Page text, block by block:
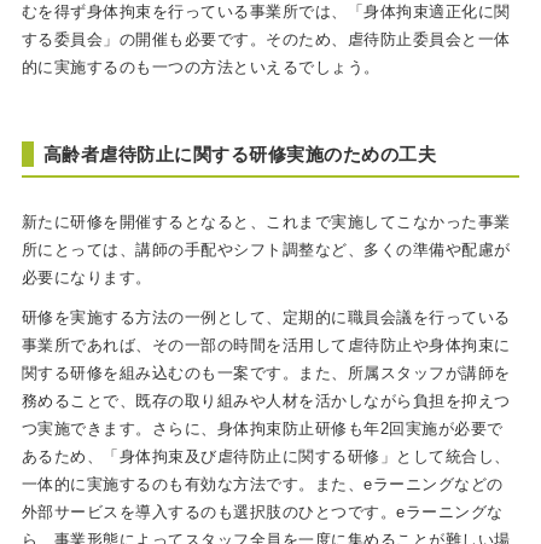
むを得ず身体拘束を行っている事業所では、「身体拘束適正化に関
する委員会」の開催も必要です。そのため、虐待防止委員会と一体
的に実施するのも一つの方法といえるでしょう。
高齢者虐待防止に関する研修実施のための工夫
新たに研修を開催するとなると、これまで実施してこなかった事業
所にとっては、講師の手配やシフト調整など、多くの準備や配慮が
必要になります。
研修を実施する方法の一例として、定期的に職員会議を行っている
事業所であれば、その一部の時間を活用して虐待防止や身体拘束に
関する研修を組み込むのも一案です。また、所属スタッフが講師を
務めることで、既存の取り組みや人材を活かしながら負担を抑えつ
つ実施できます。さらに、身体拘束防止研修も年2回実施が必要で
あるため、「身体拘束及び虐待防止に関する研修」として統合し、
一体的に実施するのも有効な方法です。また、eラーニングなどの
外部サービスを導入するのも選択肢のひとつです。eラーニングな
ら、事業形態によってスタッフ全員を一度に集めることが難しい場